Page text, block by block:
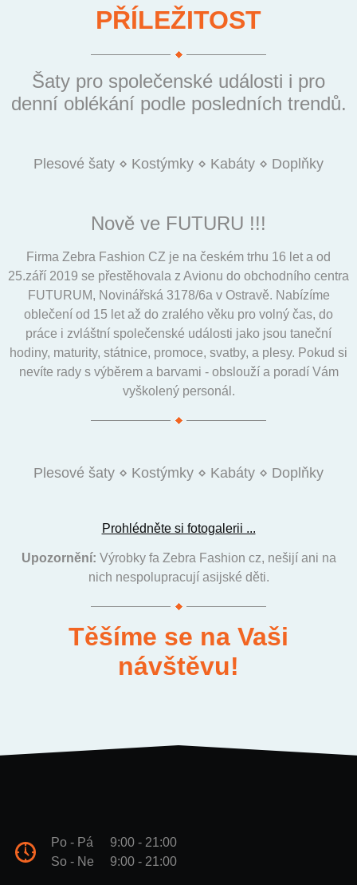
PŘÍLEŽITOST
Šaty pro společenské události i pro
denní oblékání podle posledních trendů.
Nově ve FUTURU !!!
Firma Zebra Fashion CZ je na českém trhu 16 let a od
25.září 2019 se přestěhovala z Avionu do obchodního centra
FUTURUM, Novinářská 3178/6a v Ostravě. Nabízíme
oblečení od 15 let až do zralého věku pro volný čas, do
práce i zvláštní společenské události jako jsou taneční
hodiny, maturity, státnice, promoce, svatby, a plesy. Pokud si
nevíte rady s výběrem a barvami - obslouží a poradí Vám
vyškolený personál.
Prohlédněte si fotogalerii ...
Upozornění: Výrobky fa Zebra Fashion cz, nešijí ani na
nich nespolupracují asijské děti.
Těšíme se na Vaši
návštěvu!
Po - Pá
9:00 - 21:00
So - Ne
9:00 - 21:00